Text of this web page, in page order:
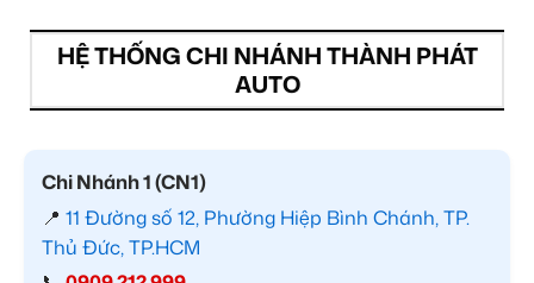
HỆ THỐNG CHI NHÁNH THÀNH PHÁT
AUTO
Chi Nhánh 1 (CN1)
📍 11 Đường số 12, Phường Hiệp Bình Chánh, TP.
Thủ Đức, TP.HCM